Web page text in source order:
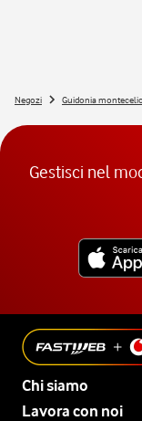
Negozi Guidonia montecelio
Gestisci nel
Chi siamo
Lavora con noi